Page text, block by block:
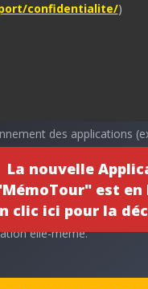
La nouvelle
est en
clic ici pour la
confidentialite/)
des applications
statistiques) ;
du formulaire d’adhésion.
elle-même.